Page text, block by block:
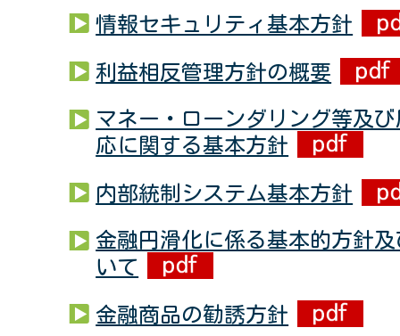
情報セキュリティ基本方針
利益相反管理方針の概要
マネー・ローンダリング等及
応に関する基本方針
内部統制システム基本方針
金融円滑化に係る基本的方針
いて
金融商品の勧誘方針